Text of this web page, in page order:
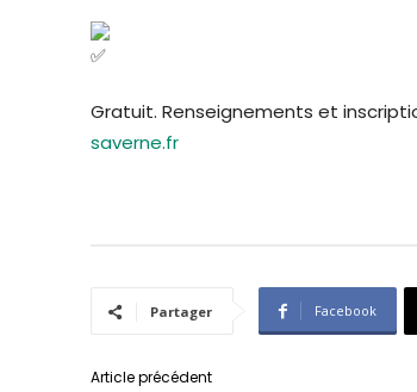
Gratuit. Renseignements et
saverne.fr
Partager Facebook
Article précédent